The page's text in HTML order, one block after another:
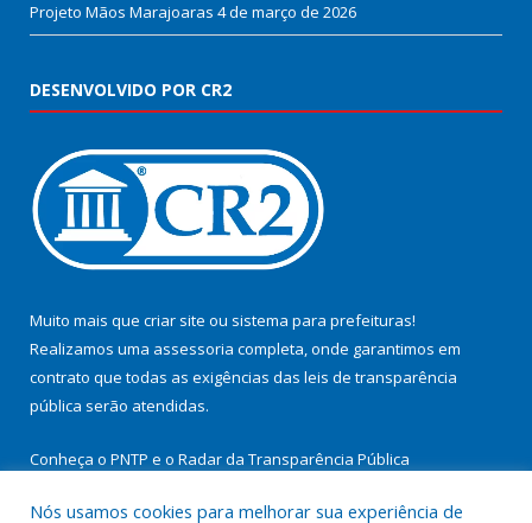
Projeto Mãos Marajoaras 4 de março de 2026
DESENVOLVIDO POR CR2
Muito mais que criar site ou sistema para prefeituras!
Realizamos uma assessoria completa, onde garantimos em
contrato que todas as exigências das leis de transparência
pública serão atendidas.
Conheça o PNTP e o Radar da Transparência Pública
Nós usamos cookies para melhorar sua experiência de